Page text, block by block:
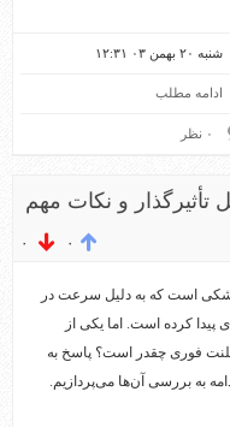
شنبه ۲۰ بهمن ۰۳ ۱۲:۳۱
ادامه مطلب
۰ نظر
تأثیرگذار و نکات مهم
۰ ۰
است که به دلیل سرعت در
پیدا کرده است. اما یکی از
فوری چقدر است؟ پاسخ به
به بررسی آن‌ها می‌پردازیم.